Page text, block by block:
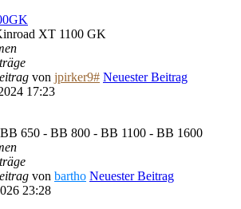
XT 1100 GK
von jpirker9# Neuester Beitrag
17:23
650 - BB 800 - BB 1100 - BB 1600
von bartho Neuester Beitrag
23:28